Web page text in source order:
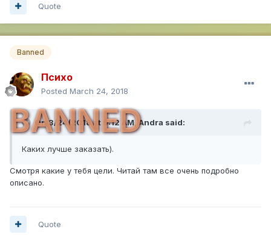
Quote
Banned
Психо
Posted March 24, 2018
BANNED
On 3/24/2018 at 5:12 AM, Andra said:
Каких лучше заказать).
Смотря какие у тебя цели. Читай там все очень подробно
описано.
Quote